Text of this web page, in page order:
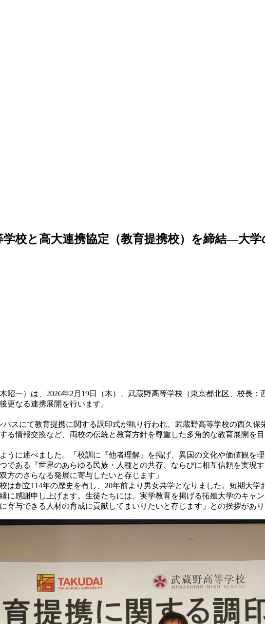
学校と高大連携協定（教育提携校）を締結―大
昭一）は、2026年2月19日（木）、武蔵野高等学校（東京都北区、校長
更なる連携展開を行います。
スにて教育提携に関する調印式が執り行われ、武蔵野高等学校の西久
る情報交換など、両校の伝統と教育方針を尊重した多角的な教育展開を目
うに述べました。「校訓に『他者理解』を掲げ、異国の文化や価値観を
である『世界のあらゆる民族・人種との共存、ならびに相互信頼を実現
方のさらなる発展に寄与したいと存じます」
は創立114年の歴史を有し、20年前より男女共学となりました。短期大
に感謝申し上げます。生徒たちには、実学教育を掲げる拓殖大学のキャ
寄与できる人材の育成に貢献してまいりたいと存じます」との挨拶があり